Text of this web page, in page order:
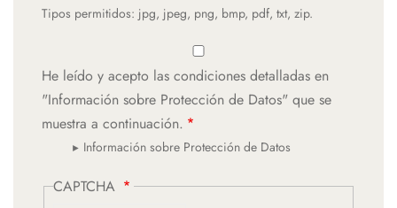
Tipos permitidos: jpg, jpeg, png, bmp, pdf, txt, zip.
He leído y acepto las condiciones detalladas en
"Información sobre Protección de Datos" que se
muestra a continuación.
Información sobre Protección de Datos
CAPTCHA